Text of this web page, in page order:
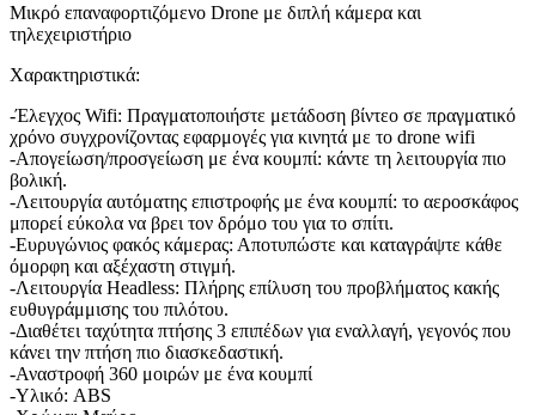
Μικρό επαναφορτιζόμενο Drone με διπλή κάμερα και
τηλεχειριστήριο
Χαρακτηριστικά:
-Έλεγχος Wifi: Πραγματοποιήστε μετάδοση βίντεο σε πραγματικό
χρόνο συγχρονίζοντας εφαρμογές για κινητά με το drone wifi
-Απογείωση/προσγείωση με ένα κουμπί: κάντε τη λειτουργία πιο
βολική.
-Λειτουργία αυτόματης επιστροφής με ένα κουμπί: το αεροσκάφος
μπορεί εύκολα να βρει τον δρόμο του για το σπίτι.
-Ευρυγώνιος φακός κάμερας: Αποτυπώστε και καταγράψτε κάθε
όμορφη και αξέχαστη στιγμή.
-Λειτουργία Headless: Πλήρης επίλυση του προβλήματος κακής
ευθυγράμμισης του πιλότου.
-Διαθέτει ταχύτητα πτήσης 3 επιπέδων για εναλλαγή, γεγονός που
κάνει την πτήση πιο διασκεδαστική.
-Αναστροφή 360 μοιρών με ένα κουμπί
-Υλικό: ABS